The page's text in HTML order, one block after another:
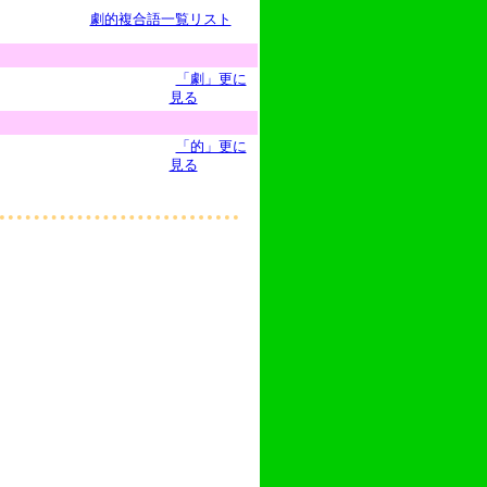
劇的複合語一覧リスト
「劇」更に
見る
「的」更に
見る